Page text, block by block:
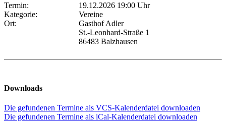
Termin:
19.12.2026 19:00 Uhr
Kategorie:
Vereine
Ort:
Gasthof Adler
St.-Leonhard-Straße 1
86483 Balzhausen
Downloads
Die gefundenen Termine als VCS-Kalenderdatei downloaden
Die gefundenen Termine als iCal-Kalenderdatei downloaden